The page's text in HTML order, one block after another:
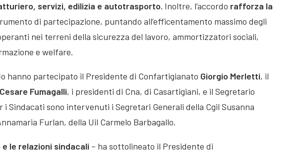
servizi, edilizia e autotrasporto. Inoltre, l’accordo rafforza la
di partecipazione, puntando all’efficentamento massimo degli
nei terreni della sicurezza del lavoro, ammortizzatori sociali,
e welfare.
hanno partecipato il Presidente di Confartigianato Giorgio Merletti, il
Cesare Fumagalli, i presidenti di Cna, di Casartigiani, e il Segretario
i Sindacati sono intervenuti i Segretari Generali della Cgil Susanna
Furlan, della Uil Carmelo Barbagallo.
le relazioni sindacali – ha sottolineato il Presidente di